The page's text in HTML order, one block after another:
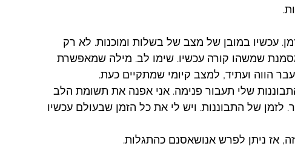
עכשיו במובן של מצב של בשלות ומוכנות. לא רק
שמשהו קורה עכשיו. שימו לב. מילה שמאפשרת
הווה ועתיד, למצב קיומי שמתקיים כעת.
שלי תעבור פנימה. אני אפנה את תשומת הלב
לזמן של התבוננות. ויש לי את כל הזמן שבעולם עכשיו
אז ניתן לפרש אנושאסנם כהתגלות.